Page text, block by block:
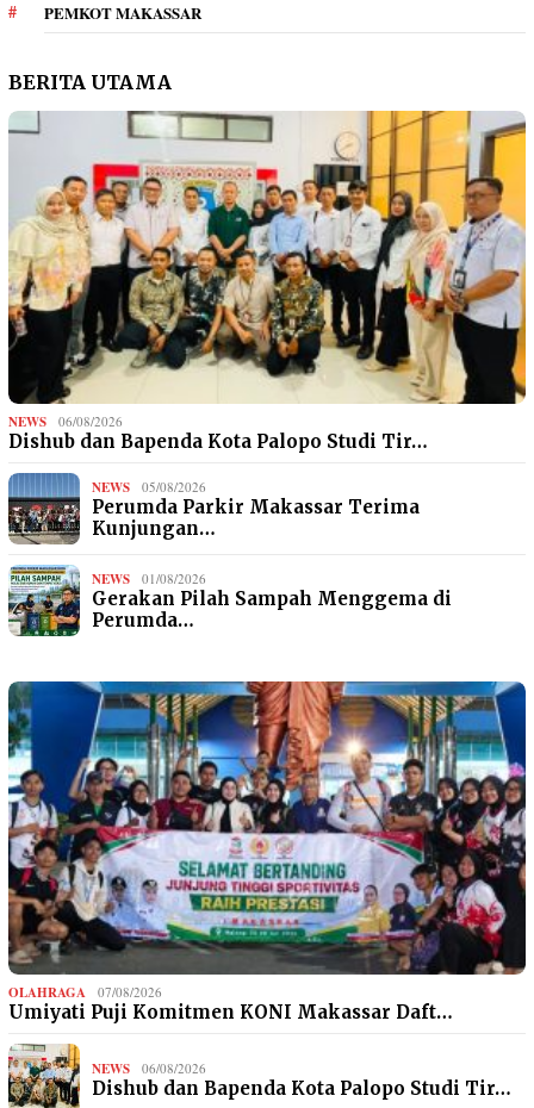
PEMKOT MAKASSAR
BERITA UTAMA
NEWS 06/08/2026
Dishub dan Bapenda Kota Palopo Studi Tir…
NEWS 05/08/2026
Perumda Parkir Makassar Terima
Kunjungan…
NEWS 01/08/2026
Gerakan Pilah Sampah Menggema di
Perumda…
OLAHRAGA 07/08/2026
Umiyati Puji Komitmen KONI Makassar Daft…
NEWS 06/08/2026
Dishub dan Bapenda Kota Palopo Studi Tir…